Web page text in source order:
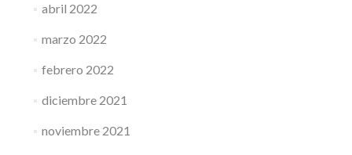
abril 2022
marzo 2022
febrero 2022
diciembre 2021
noviembre 2021